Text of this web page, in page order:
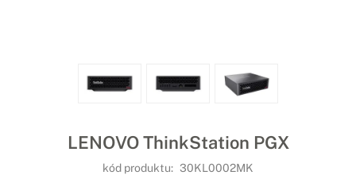
LENOVO ThinkStation PGX
kód produktu: 30KL0002MK